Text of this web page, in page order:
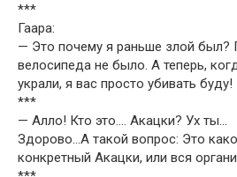
***
Гаара:
— Это почему я раньше злой был?
велосипеда не было. А теперь,
украли, я вас просто убивать буду!
***
— Алло! Кто это…. Акацки? Ух ты…
Здорово…А такой вопрос: Это
конкретный Акацки, или вся